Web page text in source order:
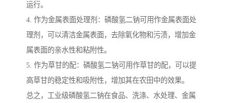
运行。
4. 作为金属表面处理剂：磷酸氢二钠可用作金属表面处
理剂，可以清洁金属表面，去除氧化物和污渍，增加金
属表面的亲水性和粘附性。
5. 作为草甘的配：磷酸氢二钠可用作草甘的配，可以提
高草甘的稳定性和吸附性，增加其在农田中的效果。
总之，工业级磷酸氢二钠在食品、洗涤、水处理、金属